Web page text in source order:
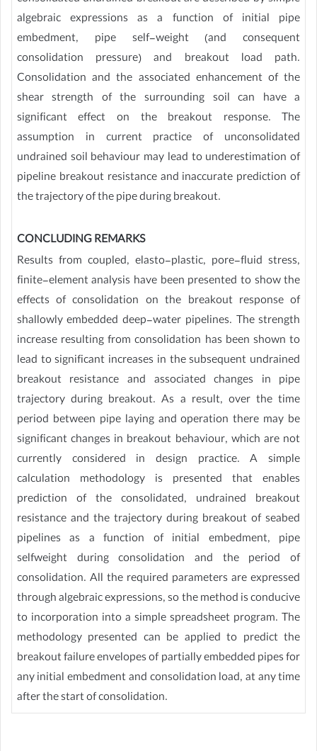
algebraic expressions as a function of initial pipe
embedment, pipe self-weight (and consequent
consolidation pressure) and breakout load path.
Consolidation and the associated enhancement of the
shear strength of the surrounding soil can have a
significant effect on the breakout response. The
assumption in current practice of unconsolidated
undrained soil behaviour may lead to underestimation of
pipeline breakout resistance and inaccurate prediction of
the trajectory of the pipe during breakout.
CONCLUDING REMARKS
Results from coupled, elasto-plastic, pore-fluid stress,
finite-element analysis have been presented to show the
effects of consolidation on the breakout response of
shallowly embedded deep-water pipelines. The strength
increase resulting from consolidation has been shown to
lead to significant increases in the subsequent undrained
breakout resistance and associated changes in pipe
trajectory during breakout. As a result, over the time
period between pipe laying and operation there may be
significant changes in breakout behaviour, which are not
currently considered in design practice. A simple
calculation methodology is presented that enables
prediction of the consolidated, undrained breakout
resistance and the trajectory during breakout of seabed
pipelines as a function of initial embedment, pipe
selfweight during consolidation and the period of
consolidation. All the required parameters are expressed
through algebraic expressions, so the method is conducive
to incorporation into a simple spreadsheet program. The
methodology presented can be applied to predict the
breakout failure envelopes of partially embedded pipes for
any initial embedment and consolidation load, at any time
after the start of consolidation.